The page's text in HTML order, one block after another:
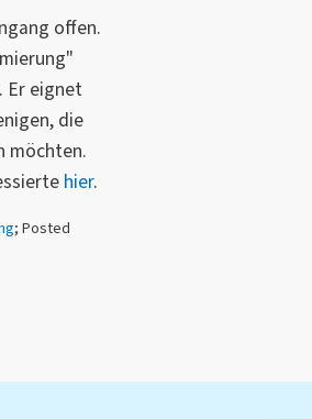
offen.
Er eignet
die
möchten.
hier.
; Posted